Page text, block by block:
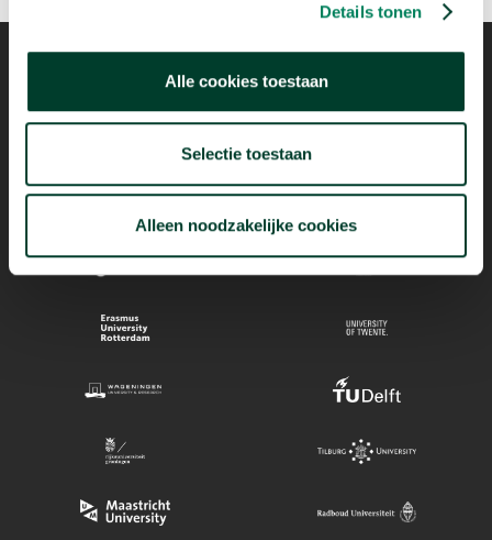
Details tonen
Alle cookies toestaan
Selectie toestaan
Alleen noodzakelijke cookies
Mogelijk dankzij